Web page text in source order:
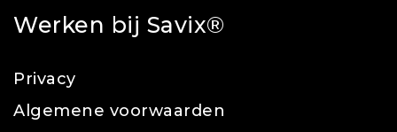
Werken bij Savix®
Privacy
Algemene voorwaarden